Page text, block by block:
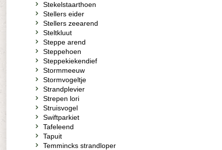
Stekelstaarthoen
Stellers eider
Stellers zeearend
Steltkluut
Steppe arend
Steppehoen
Steppekiekendief
Stormmeeuw
Stormvogeltje
Strandplevier
Strepen lori
Struisvogel
Swiftparkiet
Tafeleend
Tapuit
Temmincks strandloper